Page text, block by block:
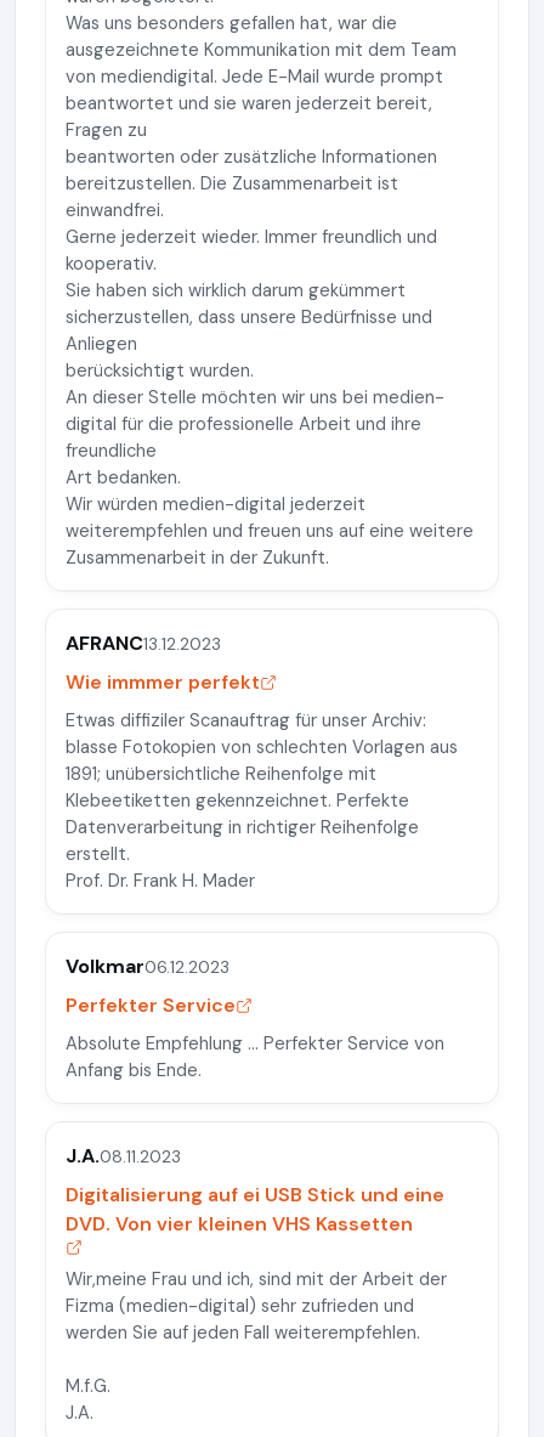
Was uns besonders gefallen hat, war die
ausgezeichnete Kommunikation mit dem Team
von mediendigital. Jede E-Mail wurde prompt
beantwortet und sie waren jederzeit bereit,
Fragen zu
beantworten oder zusätzliche Informationen
bereitzustellen. Die Zusammenarbeit ist
einwandfrei.
Gerne jederzeit wieder. Immer freundlich und
kooperativ.
Sie haben sich wirklich darum gekümmert
sicherzustellen, dass unsere Bedürfnisse und
Anliegen
berücksichtigt wurden.
An dieser Stelle möchten wir uns bei medien-
digital für die professionelle Arbeit und ihre
freundliche
Art bedanken.
Wir würden medien-digital jederzeit
weiterempfehlen und freuen uns auf eine weitere
Zusammenarbeit in der Zukunft.
AFRANC13.12.2023
Wie immmer perfekt
Etwas diffiziler Scanauftrag für unser Archiv:
blasse Fotokopien von schlechten Vorlagen aus
1891; unübersichtliche Reihenfolge mit
Klebeetiketten gekennzeichnet. Perfekte
Datenverarbeitung in richtiger Reihenfolge
erstellt.
Prof. Dr. Frank H. Mader
Volkmar06.12.2023
Perfekter Service
Absolute Empfehlung ... Perfekter Service von
Anfang bis Ende.
J.A.08.11.2023
Digitalisierung auf ei USB Stick und eine
DVD. Von vier kleinen VHS Kassetten
Wir,meine Frau und ich, sind mit der Arbeit der
Fizma (medien-digital) sehr zufrieden und
werden Sie auf jeden Fall weiterempfehlen.
M.f.G.
J.A.